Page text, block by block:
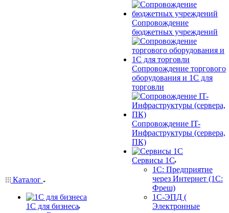
Каталог
1С для бизнеса
Сопровождение
бюджетных учреждений
Сопровождение торгового
оборудования и 1С для
торговли
Сопровождение IT-
Инфраструктуры (сервера,
ПК)
Сервисы 1С
1С: Предприятие
через Интернет (1С:
Фреш)
1С-ЭПД (
Электронные